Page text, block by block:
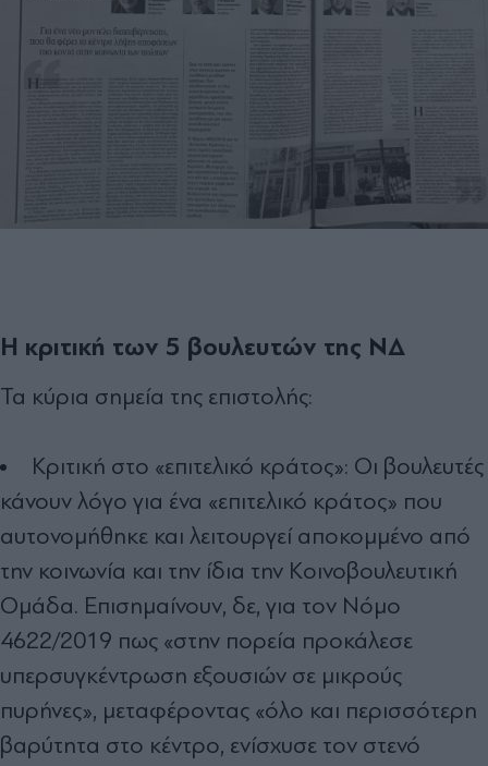
Η κριτική των 5 βουλευτών της ΝΔ
Τα κύρια σημεία της επιστολής:
Κριτική στο «επιτελικό κράτος»: Οι βουλευτές
κάνουν λόγο για ένα «επιτελικό κράτος» που
αυτονομήθηκε και λειτουργεί αποκομμένο από
την κοινωνία και την ίδια την Κοινοβουλευτική
Ομάδα. Επισημαίνουν, δε, για τον Νόμο
4622/2019 πως «στην πορεία προκάλεσε
υπερσυγκέντρωση εξουσιών σε μικρούς
πυρήνες», μεταφέροντας «όλο και περισσότερη
βαρύτητα στο κέντρο, ενίσχυσε τον στενό